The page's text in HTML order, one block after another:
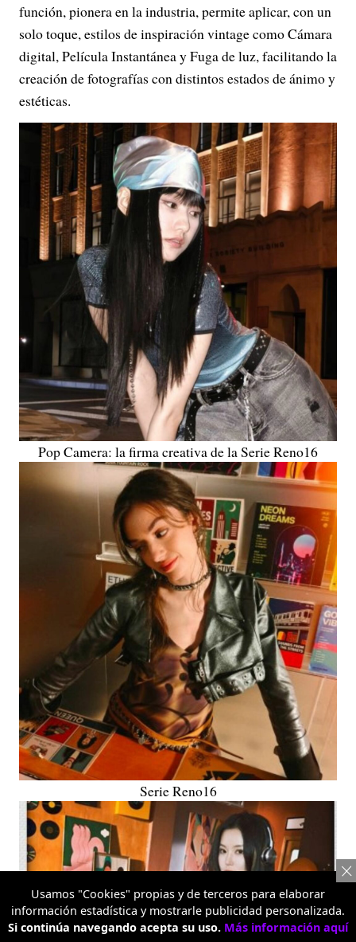
función, pionera en la industria, permite aplicar, con un
solo toque, estilos de inspiración vintage como Cámara
digital, Película Instantánea y Fuga de luz, facilitando la
creación de fotografías con distintos estados de ánimo y
estéticas.
Pop Camera: la firma creativa de la Serie Reno16
Serie Reno16
Usamos "Cookies" propias y de terceros para elaborar
información estadística y mostrarle publicidad personalizada.
Si continúa navegando acepta su uso. Más información aquí